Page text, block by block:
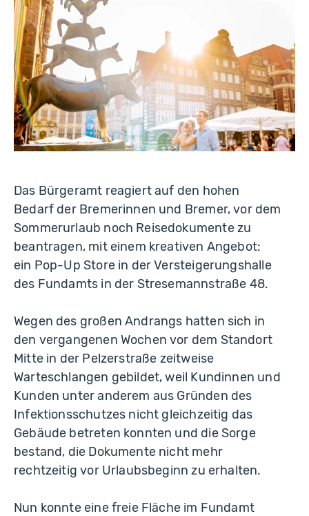
Das Bürgeramt reagiert auf den hohen
Bedarf der Bremerinnen und Bremer, vor dem
Sommerurlaub noch Reisedokumente zu
beantragen, mit einem kreativen Angebot:
ein Pop-Up Store in der Versteigerungshalle
des Fundamts in der Stresemannstraße 48.
Wegen des großen Andrangs hatten sich in
den vergangenen Wochen vor dem Standort
Mitte in der Pelzerstraße zeitweise
Warteschlangen gebildet, weil Kundinnen und
Kunden unter anderem aus Gründen des
Infektionsschutzes nicht gleichzeitig das
Gebäude betreten konnten und die Sorge
bestand, die Dokumente nicht mehr
rechtzeitig vor Urlaubsbeginn zu erhalten.
Nun konnte eine freie Fläche im Fundamt